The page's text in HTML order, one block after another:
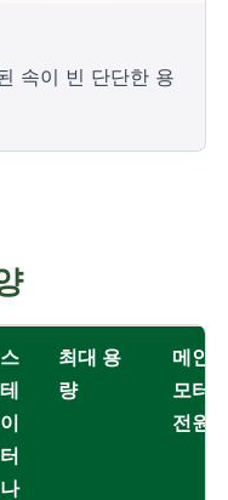
속이 빈 단단한 용
스
테
이
터
나
최대 용
량
메인
모터
전원